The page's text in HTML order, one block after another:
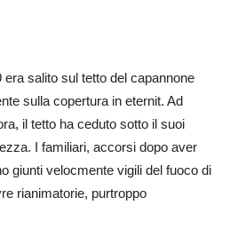
salito sul tetto del capannone
sulla copertura in eternit. Ad
il tetto ha ceduto sotto il suoi
I familiari, accorsi dopo aver
giunti velocmente vigili del fuoco di
rianimatorie, purtroppo